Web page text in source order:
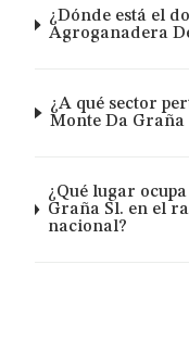
¿Dónde está el
Agroganadera
¿A qué sector
Monte Da Graña
¿Qué lugar
Graña Sl. en el
nacional?